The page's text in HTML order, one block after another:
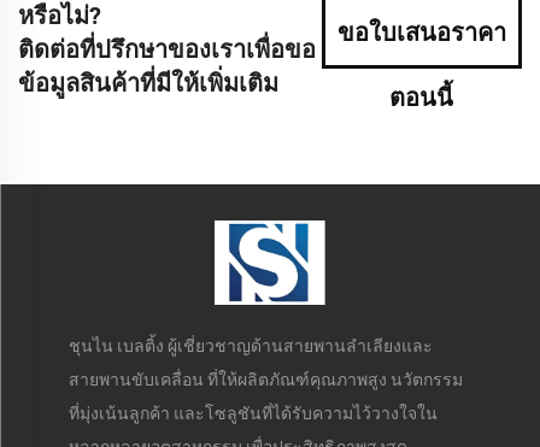
หรือไม่?
ติดต่อที่ปรึกษาของเราเพื่อขอ
ข้อมูลสินค้าที่มีให้เพิ่มเติม
ขอใบเสนอราคา
ตอนนี้
ชุนไน เบลติ้ง ผู้เชี่ยวชาญด้านสายพานลำเลียงและ
สายพานขับเคลื่อน ที่ให้ผลิตภัณฑ์คุณภาพสูง นวัตกรรม
ที่มุ่งเน้นลูกค้า และโซลูชันที่ได้รับความไว้วางใจใน